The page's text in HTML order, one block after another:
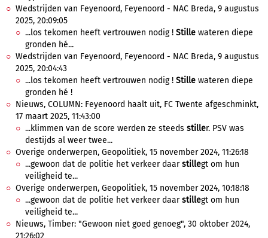
Wedstrijden van Feyenoord, Feyenoord - NAC Breda, 9 augustus
2025, 20:09:05
...los tekomen heeft vertrouwen nodig ! Stille wateren diepe
gronden hé...
Wedstrijden van Feyenoord, Feyenoord - NAC Breda, 9 augustus
2025, 20:04:43
...los tekomen heeft vertrouwen nodig ! Stille wateren diepe
gronden hé !
Nieuws, COLUMN: Feyenoord haalt uit, FC Twente afgeschminkt,
17 maart 2025, 11:43:00
...klimmen van de score werden ze steeds stiller. PSV was
destijds al weer twee...
Overige onderwerpen, Geopolitiek, 15 november 2024, 11:26:18
...gewoon dat de politie het verkeer daarstillegt om hun
veiligheid te...
Overige onderwerpen, Geopolitiek, 15 november 2024, 10:18:18
...gewoon dat de politie het verkeer daarstillegt om hun
veiligheid te...
Nieuws, Timber: "Gewoon niet goed genoeg", 30 oktober 2024,
21:26:02